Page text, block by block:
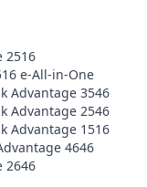
2516
e-All-in-One
Advantage 3546
Advantage 2546
Advantage 1516
4646
2646